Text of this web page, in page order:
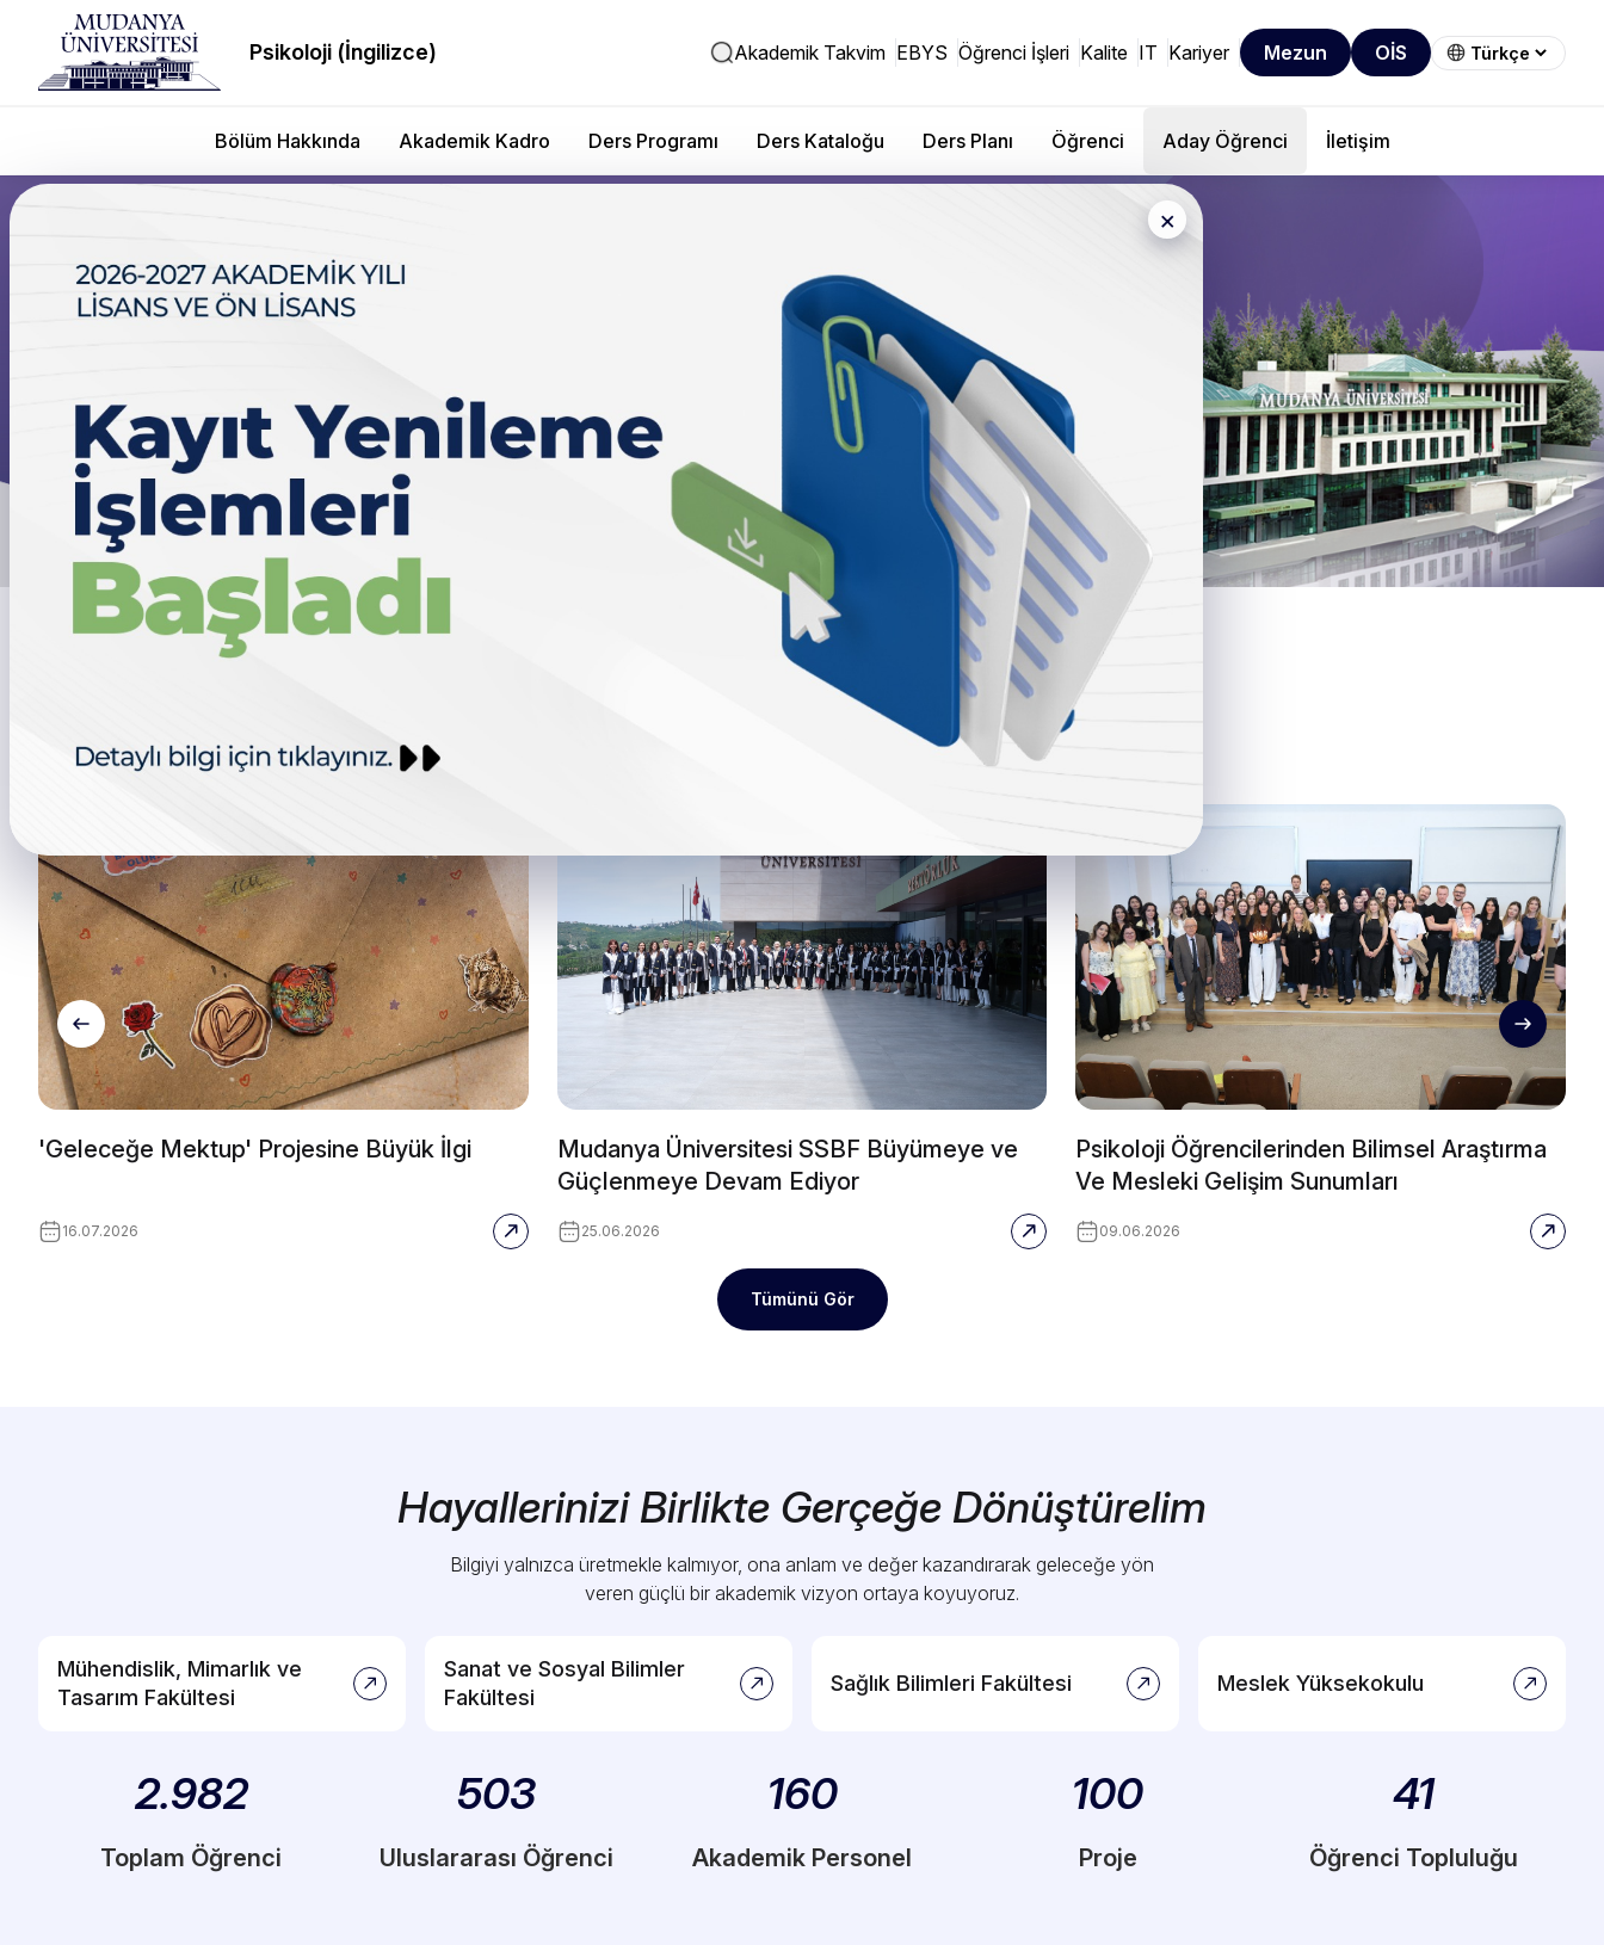
Psikoloji (İngilizce) Akademik Takvim EBYS Öğrenci İşleri Kalite IT Kariyer Mezun OİS
Bölüm Hakkında Akademik Kadro Ders Programı Ders Kataloğu Ders Planı Öğrenci Aday Öğrenci İletişim
×
Psikoloji (İngilizce)
İnsan Davranışını Keşfedin, Geleceği Anlayın
Hakkımızda
Bölümden Haberler
Tümü Psikoloji (İngilizce) Öğrenci Duyurusu
'Geleceğe Mektup' Projesine Büyük İlgi
16.07.2026
Mudanya Üniversitesi SSBF Büyümeye ve
Güçlenmeye Devam Ediyor
25.06.2026
Psikoloji Öğrencilerinden Bilimsel Araştırma
Ve Mesleki Gelişim Sunumları
09.06.2026
Tümünü Gör
Hayallerinizi Birlikte Gerçeğe Dönüştürelim
Bilgiyi yalnızca üretmekle kalmıyor, ona anlam ve değer kazandırarak geleceğe yön
veren güçlü bir akademik vizyon ortaya koyuyoruz.
Mühendislik, Mimarlık ve
Tasarım Fakültesi
Sanat ve Sosyal Bilimler
Fakültesi
Sağlık Bilimleri Fakültesi Meslek Yüksekokulu
2.982
Toplam Öğrenci
503
Uluslararası Öğrenci
160
Akademik Personel
100
Proje
41
Öğrenci Topluluğu